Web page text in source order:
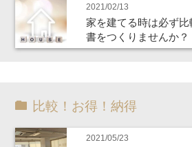
2021/02/13
家を建てる時は必ず
書をつくりませんか？
比較！お得！納得
2021/05/23